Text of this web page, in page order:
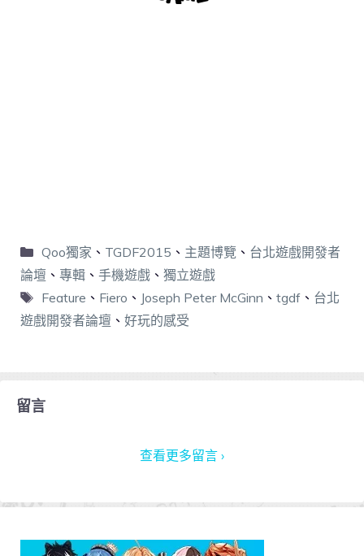
Qoo獨家 、 TGDF2015 、 主題博覽 、 台北遊戲開發者
論壇 、 專輯 、 手機遊戲 、 獨立遊戲
Feature 、 Fiero 、 Joseph Peter McGinn 、 tgdf、 台北
遊戲開發者論壇 、 好玩的感受
留言
查看更多留言 ›